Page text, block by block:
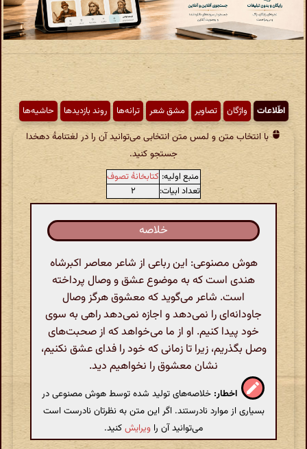
اطّلاعات واژگان تصاویر مشق شعر ترانه‌ها روند بازدیدها حاشیه‌ها
با انتخاب متن و لمس متن انتخابی می‌توانید آن را در لغتنامهٔ دهخدا
جستجو کنید.
منبع اولیه: کتابخانهٔ تصوف
تعداد ابیات:
۲
خلاصه
هوش مصنوعی: این رباعی از شاعر معاصر اکبرشاه
هندی است که به موضوع عشق و وصال پرداخته
است. شاعر می‌گوید که معشوق هرگز وصال
جاودانه‌ای را نمی‌دهد و اجازه نمی‌دهد راهی به سوی
خود پیدا کنیم. او از ما می‌خواهد که از صحبت‌های
وصل بگذریم، زیرا تا زمانی که خود را فدای عشق نکنیم،
نشان معشوق را نخواهیم دید.
اخطار: خلاصه‌های تولید شده توسط هوش مصنوعی در
بسیاری از موارد نادرستند. اگر این متن به نظرتان نادرست است
می‌توانید آن را ویرایشکنید.